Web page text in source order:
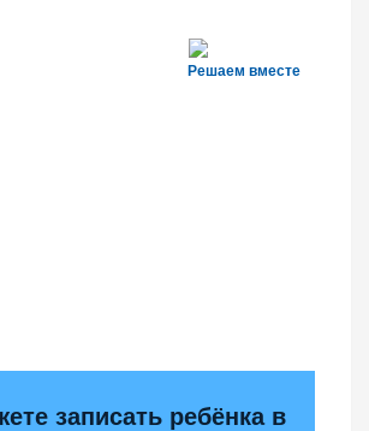
Решаем вместе
записать ребёнка в